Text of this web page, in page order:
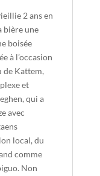
2 ans en
bière une
boisée
à l’occasion
de Kattem,
et
qui a
avec
local, du
comme
Non